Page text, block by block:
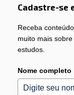
Cadastre-se
Receba
muito mais
estudos.
Nome completo